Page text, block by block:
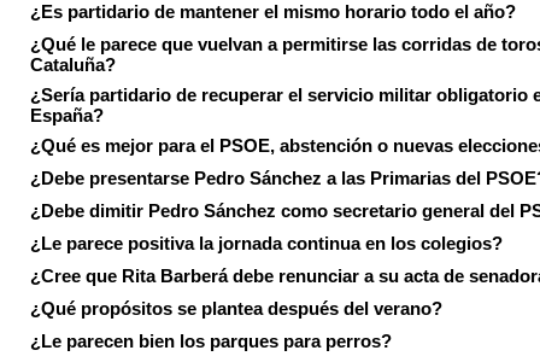
¿Es partidario de mantener el mismo horario todo el año?
¿Qué le parece que vuelvan a permitirse las corridas de
Cataluña?
¿Sería partidario de recuperar el servicio militar obligatorio
España?
¿Qué es mejor para el PSOE, abstención o nuevas
¿Debe presentarse Pedro Sánchez a las Primarias del
¿Debe dimitir Pedro Sánchez como secretario general del
¿Le parece positiva la jornada continua en los colegios?
¿Cree que Rita Barberá debe renunciar a su acta de
¿Qué propósitos se plantea después del verano?
¿Le parecen bien los parques para perros?